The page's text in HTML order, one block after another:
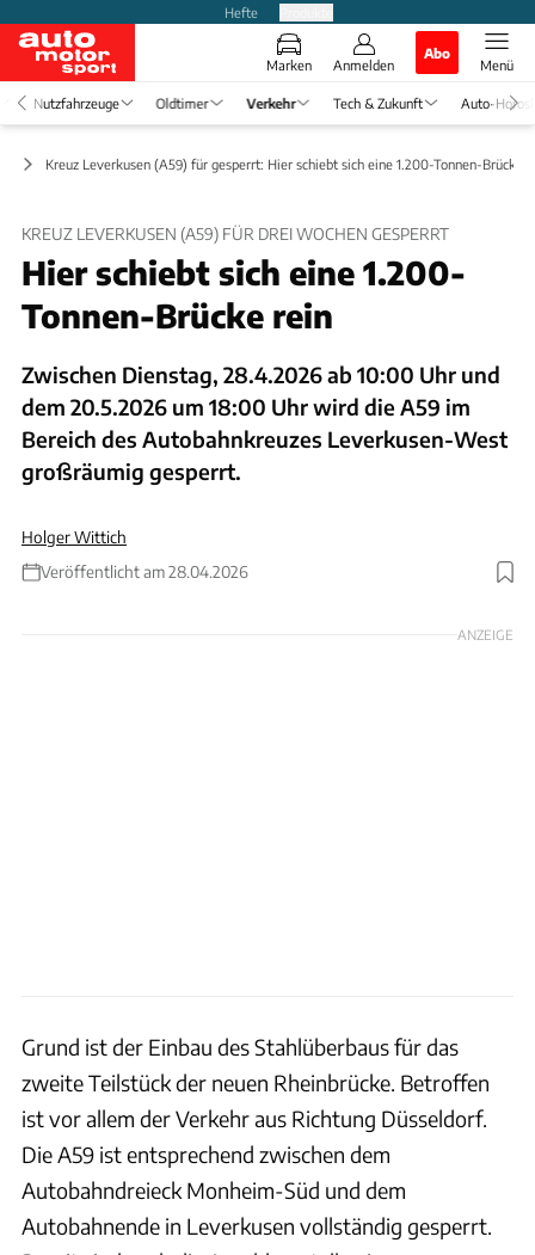
Hefte
Marken Anmelden
Abo
Menü
Nutzfahrzeuge Oldtimer Verkehr Tech & Zukunft Auto-
Kreuz Leverkusen (A59) für gesperrt: Hier schiebt sich eine 1.200-Tonnen-Brücke
KREUZ LEVERKUSEN (A59) FÜR DREI WOCHEN GESPERRT
Hier schiebt sich eine 1.200-
Tonnen-Brücke rein
Zwischen Dienstag, 28.4.2026 ab 10:00 Uhr und
dem 20.5.2026 um 18:00 Uhr wird die A59 im
Bereich des Autobahnkreuzes Leverkusen-West
großräumig gesperrt.
Holger Wittich
Veröffentlicht am 28.04.2026
Foto: Autobahn GmbH
ANZEIGE
Grund ist der Einbau des Stahlüberbaus für das
zweite Teilstück der neuen Rheinbrücke. Betroffen
ist vor allem der Verkehr aus Richtung Düsseldorf.
Die A59 ist entsprechend zwischen dem
Autobahndreieck Monheim-Süd und dem
Autobahnende in Leverkusen vollständig gesperrt.